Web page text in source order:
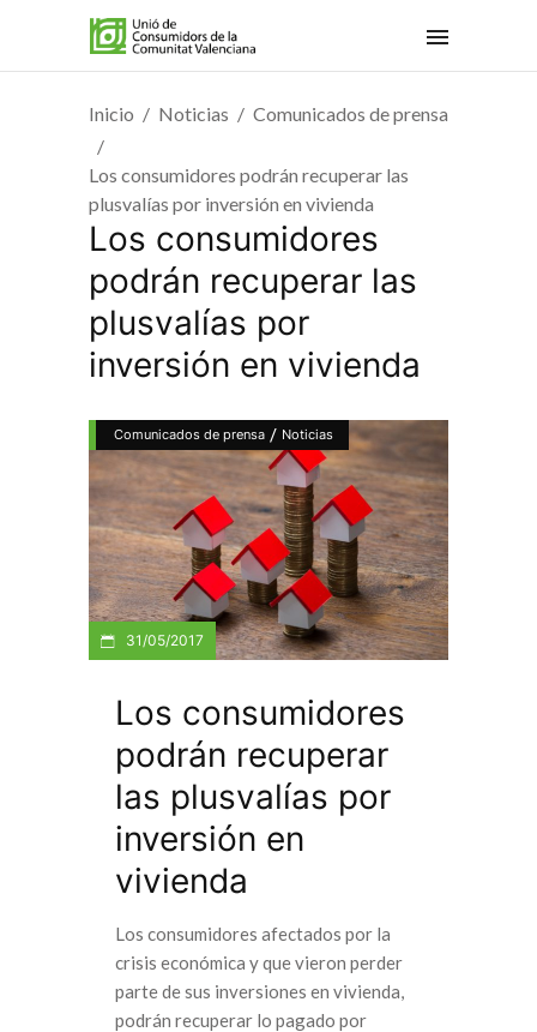
Inicio Noticias Comunicados de prensa
Los consumidores podrán recuperar las
plusvalías por inversión en vivienda
Los consumidores
podrán recuperar las
plusvalías por
inversión en vivienda
Comunicados de prensa / Noticias
31/05/2017
Los consumidores
podrán recuperar
las plusvalías por
inversión en
vivienda
Los consumidores afectados por la
crisis económica y que vieron perder
parte de sus inversiones en vivienda,
podrán recuperar lo pagado por